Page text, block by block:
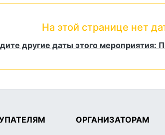
На этой странице нет
другие даты этого мероприятия:
ОРГАНИЗАТОРАМ